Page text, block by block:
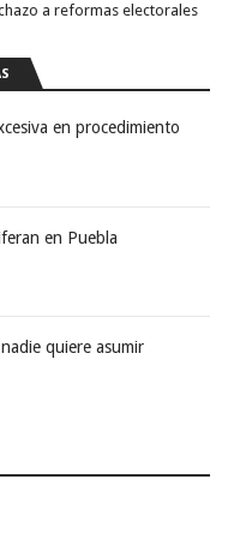
a reformas electorales
en procedimiento
en Puebla
quiere asumir